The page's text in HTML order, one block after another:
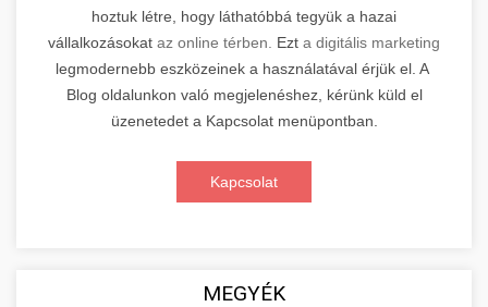
hoztuk létre, hogy láthatóbbá tegyük a hazai
vállalkozásokat az online térben. Ezt a digitális marketing
legmodernebb eszközeinek a használatával érjük el. A
Blog oldalunkon való megjelenéshez, kérünk küld el
üzenetedet a Kapcsolat menüpontban.
Kapcsolat
MEGYÉK